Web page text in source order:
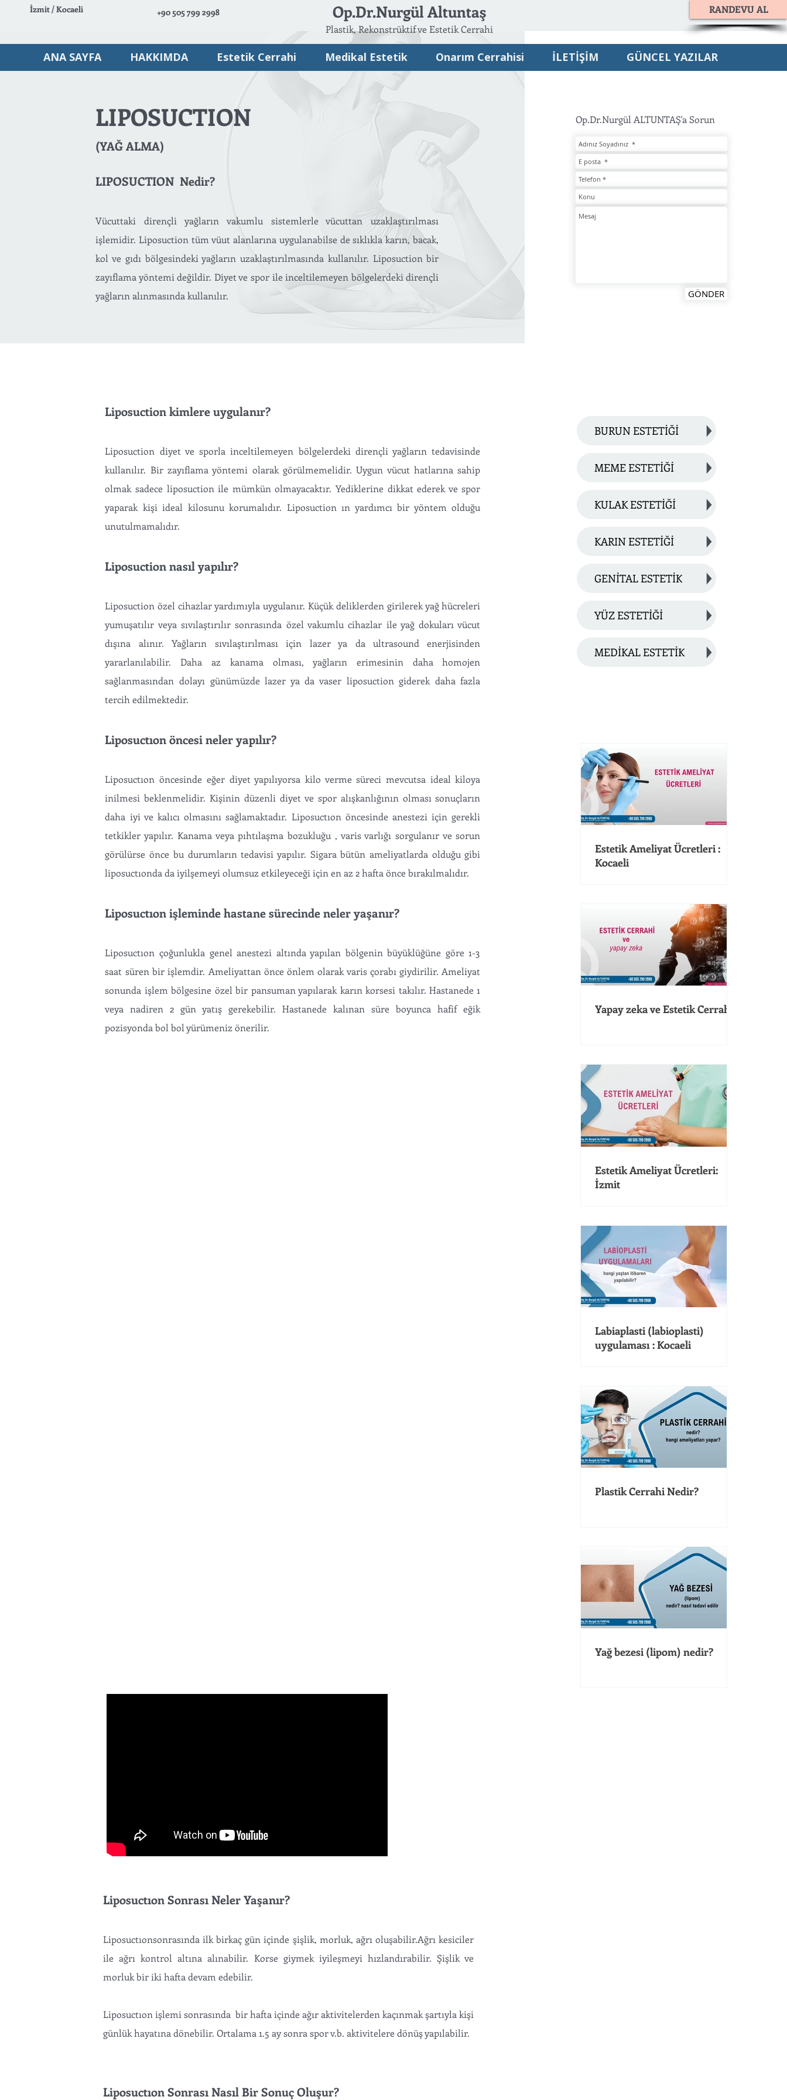
İzmit / Kocaeli +90 505 799 2998 RANDEVU AL
Op.Dr.Nurgül Altuntaş
Plastik, Rekonstrüktif ve Estetik Cerrahi
ANA SAYFA HAKKIMDA Estetik Cerrahi Medikal Estetik Onarım Cerrahisi İLETİŞİM GÜNCEL YAZILAR
(YAĞ ALMA)
LIPOSUCTION Nedir?
Vücuttaki dirençli yağların vakumlu sistemlerle vücuttan uzaklaştırılması
işlemidir. Liposuction tüm vüut alanlarına uygulanabilse de sıklıkla karın, bacak,
kol ve gıdı bölgesindeki yağların uzaklaştırılmasında kullanılır. Liposuction bir
zayıflama yöntemi değildir. Diyet ve spor ile inceltilemeyen bölgelerdeki dirençli
yağların alınmasında kullanılır.
LIPOSUCTION Op.Dr.Nurgül ALTUNTAŞ'a Sorun
GÖNDER
Liposuction kimlere uygulanır?
Liposuction diyet ve sporla inceltilemeyen bölgelerdeki dirençli yağların tedavisinde
kullanılır. Bir zayıflama yöntemi olarak görülmemelidir. Uygun vücut hatlarına sahip
olmak sadece liposuction ile mümkün olmayacaktır. Yediklerine dikkat ederek ve spor
yaparak kişi ideal kilosunu korumalıdır. Liposuction ın yardımcı bir yöntem olduğu
unutulmamalıdır.
Liposuction nasıl yapılır?
Liposuction özel cihazlar yardımıyla uygulanır. Küçük deliklerden girilerek yağ hücreleri
yumuşatılır veya sıvılaştırılır sonrasında özel vakumlu cihazlar ile yağ dokuları vücut
dışına alınır. Yağların sıvılaştırılması için lazer ya da ultrasound enerjisinden
yararlanılabilir. Daha az kanama olması, yağların erimesinin daha homojen
sağlanmasından dolayı günümüzde lazer ya da vaser liposuction giderek daha fazla
tercih edilmektedir.
Liposuctıon öncesi neler yapılır?
Liposuctıon öncesinde eğer diyet yapılıyorsa kilo verme süreci mevcutsa ideal kiloya
inilmesi beklenmelidir. Kişinin düzenli diyet ve spor alışkanlığının olması sonuçların
daha iyi ve kalıcı olmasını sağlamaktadır. Liposuctıon öncesinde anestezi için gerekli
tetkikler yapılır. Kanama veya pıhtılaşma bozukluğu , varis varlığı sorgulanır ve sorun
görülürse önce bu durumların tedavisi yapılır. Sigara bütün ameliyatlarda olduğu gibi
liposuctıonda da iyilşemeyi olumsuz etkileyeceği için en az 2 hafta önce bırakılmalıdır.
Liposuctıon işleminde hastane sürecinde neler yaşanır?
Liposuctıon çoğunlukla genel anestezi altında yapılan bölgenin büyüklüğüne göre 1-3
saat süren bir işlemdir. Ameliyattan önce önlem olarak varis çorabı giydirilir. Ameliyat
sonunda işlem bölgesine özel bir pansuman yapılarak karın korsesi takılır. Hastanede 1
veya nadiren 2 gün yatış gerekebilir. Hastanede kalınan süre boyunca hafif eğik
pozisyonda bol bol yürümeniz önerilir.
BURUN ESTETİĞİ
MEME ESTETİĞİ
KULAK ESTETİĞİ
KARIN ESTETİĞİ
GENİTAL ESTETİK
YÜZ ESTETİĞİ
MEDİKAL ESTETİK
Estetik Ameliyat Ücretleri :
Kocaeli
Yapay zeka ve Estetik Cerrahi:
Estetik Ameliyat Ücretleri:
İzmit
Labiaplasti (labioplasti)
uygulaması : Kocaeli
Plastik Cerrahi Nedir?
Yağ bezesi (lipom) nedir?
Liposuctıon Sonrası Neler Yaşanır?
Liposuctıonsonrasında ilk birkaç gün içinde şişlik, morluk, ağrı oluşabilir.Ağrı kesiciler
ile ağrı kontrol altına alınabilir. Korse giymek iyileşmeyi hızlandırabilir. Şişlik ve
morluk bir iki hafta devam edebilir.
Liposuctıon işlemi sonrasında bir hafta içinde ağır aktivitelerden kaçınmak şartıyla kişi
günlük hayatına dönebilir. Ortalama 1.5 ay sonra spor v.b. aktivitelere dönüş yapılabilir.
Liposuctıon Sonrası Nasıl Bir Sonuç Oluşur?